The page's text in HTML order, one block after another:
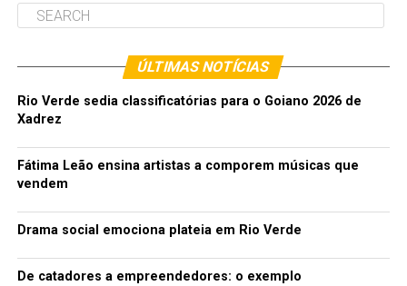
ÚLTIMAS NOTÍCIAS
Rio Verde sedia classificatórias para o Goiano 2026 de
Xadrez
Fátima Leão ensina artistas a comporem músicas que
vendem
Drama social emociona plateia em Rio Verde
De catadores a empreendedores: o exemplo